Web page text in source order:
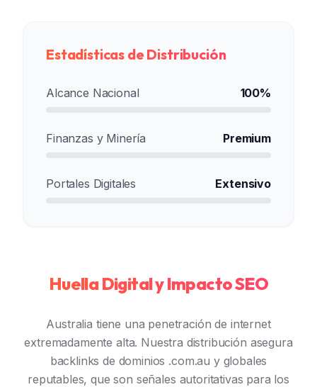
Estadísticas de Distribución
Alcance Nacional 100%
Finanzas y Minería Premium
Portales Digitales Extensivo
Huella Digital y Impacto SEO
Australia tiene una penetración de internet
extremadamente alta. Nuestra distribución asegura
backlinks de dominios .com.au y globales
reputables, que son señales autoritativas para los